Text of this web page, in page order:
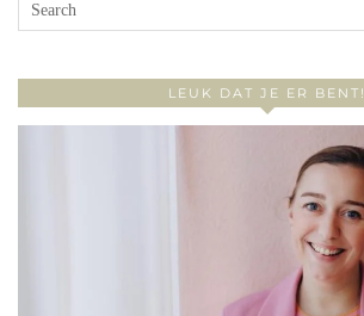
LEUK DAT JE ER BENT!